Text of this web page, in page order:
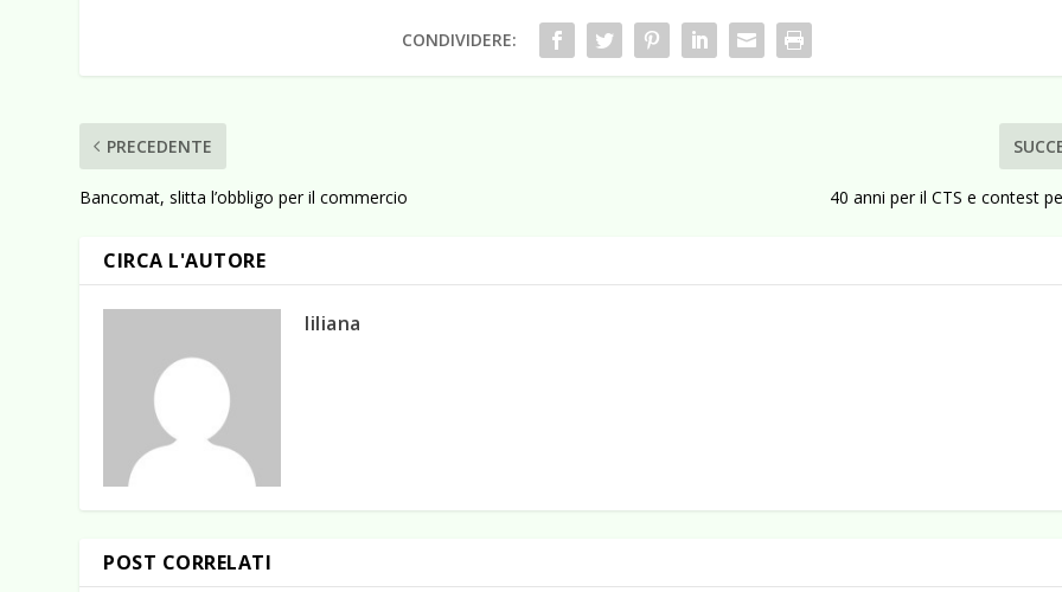
CONDIVIDERE:
PRECEDENTE
Bancomat, slitta l’obbligo per il commercio 40 anni per il CTS e contest
CIRCA L'AUTORE
liliana
POST CORRELATI